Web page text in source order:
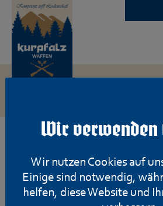
Wir verwenden
Wir nutzen Cookies auf
Einige sind notwendig,
helfen, diese Website und
Zum
Hauptinhalt
springen